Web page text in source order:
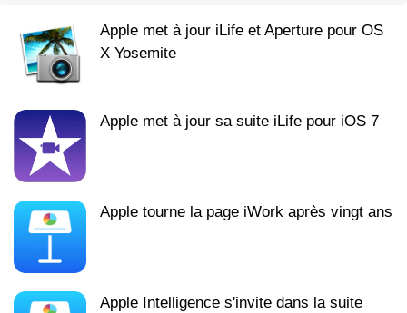
Apple met à jour iLife et Aperture pour OS
X Yosemite
Apple met à jour sa suite iLife pour iOS 7
Apple tourne la page iWork après vingt ans
Apple Intelligence s'invite dans la suite